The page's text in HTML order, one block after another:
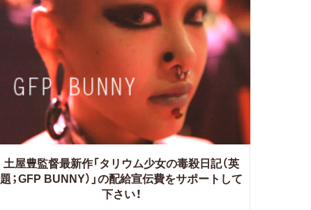
土屋豊監督最新作「タリウム少女の毒殺日記（英
題；GFP BUNNY）」の配給宣伝費をサポートして
下さい！